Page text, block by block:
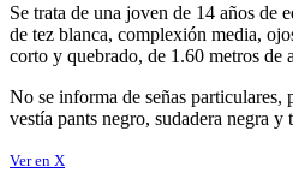
Se trata de una joven de 14 años de
de tez blanca, complexión media,
corto y quebrado, de 1.60 metros de
No se informa de señas particulares,
vestía pants negro, sudadera negra y
Ver en X